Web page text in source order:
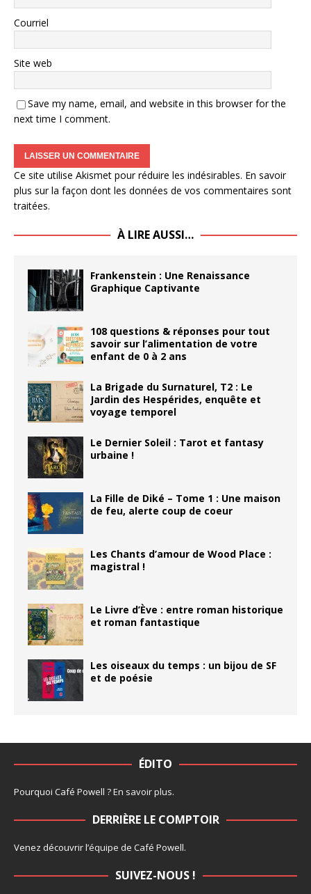
Courriel
Site web
Save my name, email, and website in this browser for the
next time I comment.
Ce site utilise Akismet pour réduire les indésirables. En savoir
plus sur la façon dont les données de vos commentaires sont
traitées.
À LIRE AUSSI…
Frankenstein : Une Renaissance
Graphique Captivante
108 questions & réponses pour tout
savoir sur l’alimentation de votre
enfant de 0 à 2 ans
La Brigade du Surnaturel, T2 : Le
Jardin des Hespérides, enquête et
voyage temporel
Le Dernier Soleil : Tarot et fantasy
urbaine !
La Fille de Diké – Tome 1 : Une maison
de feu, alerte coup de coeur
Les Chants d’amour de Wood Place :
magistral !
Le Livre d’Ève : entre roman historique
et roman fantastique
Les oiseaux du temps : un bijou de SF
et de poésie
ÉDITO
Pourquoi Café Powell ?En savoir plus.
DERRIÈRE LE COMPTOIR
Venez découvrir l’équipe de Café Powell.
SUIVEZ-NOUS !